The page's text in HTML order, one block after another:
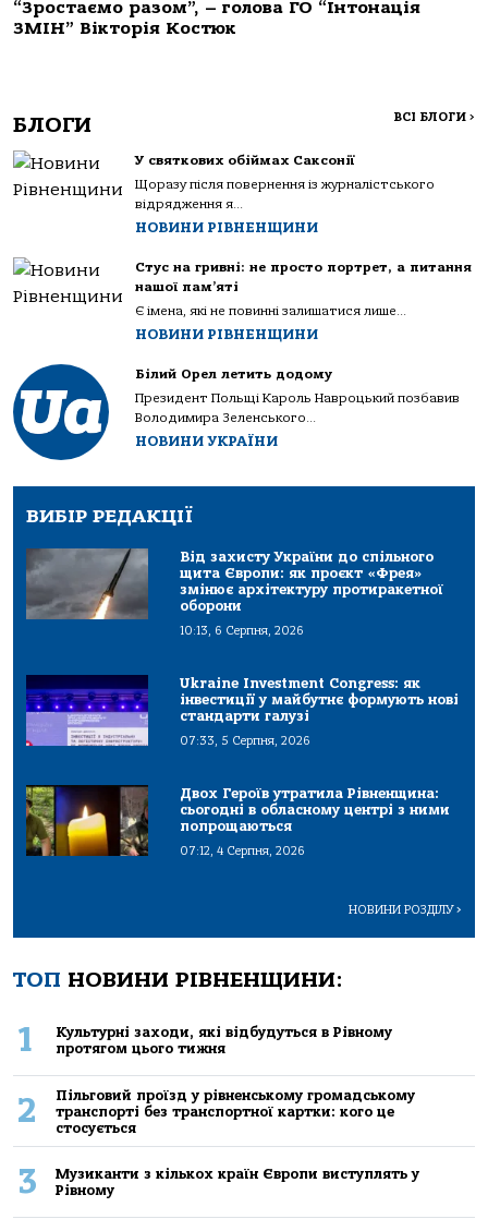
“Зростаємо разом”, – голова ГО “Інтонація
ЗМІН” Вікторія Костюк
БЛОГИ ВСІ БЛОГИ >
У святкових обіймах Саксонії
Щоразу після повернення із журналістського
відрядження я...
НОВИНИ РІВНЕНЩИНИ
Стус на гривні: не просто портрет, а питання
нашої пам’яті
Є імена, які не повинні залишатися лише...
НОВИНИ РІВНЕНЩИНИ
Білий Орел летить додому
Президент Польщі Кароль Навроцький позбавив
Володимира Зеленського...
НОВИНИ УКРАЇНИ
ВИБІР РЕДАКЦІЇ
Від захисту України до спільного
щита Європи: як проєкт «Фрея»
змінює архітектуру протиракетної
оборони
10:13, 6 Серпня, 2026
Ukraine Investment Congress: як
інвестиції у майбутнє формують нові
стандарти галузі
07:33, 5 Серпня, 2026
Двох Героїв утратила Рівненщина:
сьогодні в обласному центрі з ними
попрощаються
07:12, 4 Серпня, 2026
НОВИНИ РОЗДІЛУ>
ТОП НОВИНИ РІВНЕНЩИНИ:
1
Культурні заходи, які відбудуться в Рівному
протягом цього тижня
2
Пільговий проїзд у рівненському громадському
транспорті без транспортної картки: кого це
стосується
3
Музиканти з кількох країн Європи виступлять у
Рівному